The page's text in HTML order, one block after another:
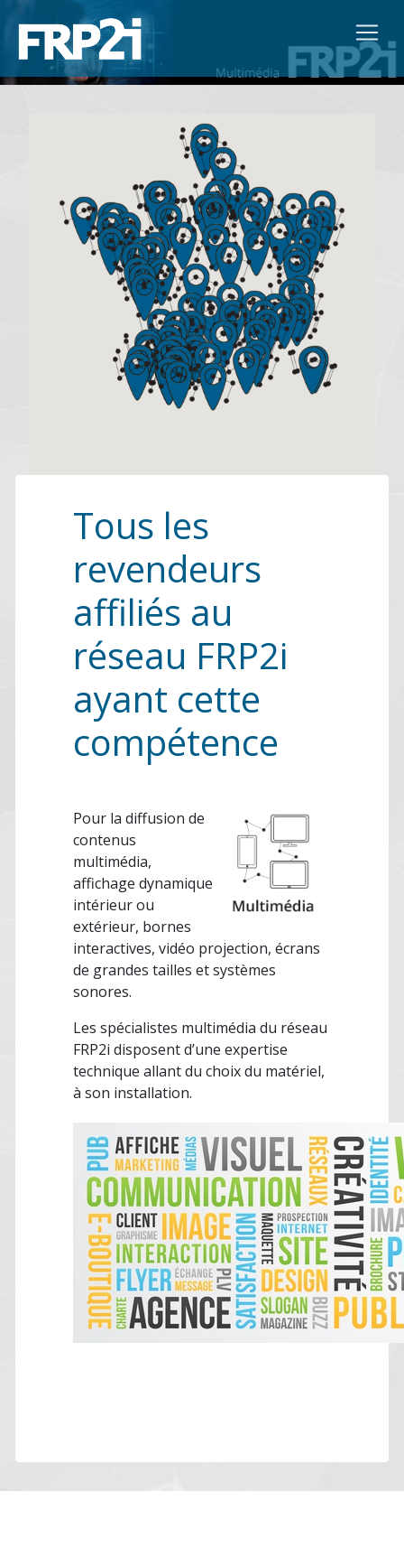
Tous les
revendeurs
affiliés au
réseau FRP2i
ayant cette
compétence
Pour la diffusion de
contenus
multimédia,
affichage dynamique
intérieur ou
extérieur, bornes
interactives, vidéo projection, écrans
de grandes tailles et systèmes
sonores.
Les spécialistes multimédia du réseau
FRP2i disposent d’une expertise
technique allant du choix du matériel,
à son installation.